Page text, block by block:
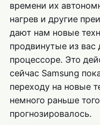
времени их
нагрев и другие
дают нам новые
продвинутые из вас
процессоре. Это
сейчас Samsung
переходу на новые
немного раньше
прогнозировалось.